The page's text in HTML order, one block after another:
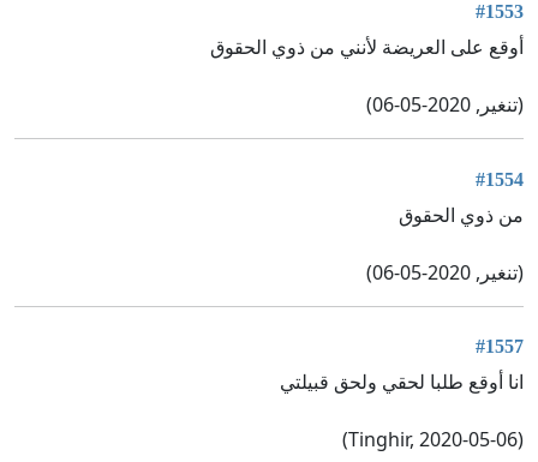
#1553
أوقع على العريضة لأنني من ذوي الحقوق
(تنغير, 2020-05-06)
#1554
من ذوي الحقوق
(تنغير, 2020-05-06)
#1557
انا أوقع طلبا لحقي ولحق قبيلتي
(Tinghir, 2020-05-06)